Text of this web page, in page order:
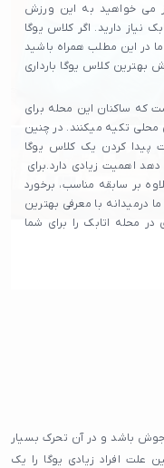
می خواهید به این ورزش
نیاز دارید. اگر کلاس یوگا
ما در این مطلب همراه باشید
کلاس یوگا بارداری
که ساکنان این محله برای
محلی تکیه میکنند. در چنین
پیدا کردن یک کلاس یوگا
اهمیت زیادی دارد.برای
بر سابقه مناسب، برخورد
با معرفی بهترین
در محله اتابک را برای شما
باشد و در آن تحرک بسیار
افراد زیادی یوگا را یک